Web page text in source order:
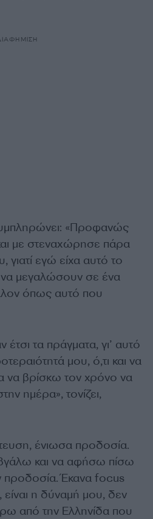
«Προφανώς
με στεναχώρησε πάρα
γιατί εγώ είχα αυτό το
να μεγαλώσουν σε ένα
όπως αυτό που
τα πράγματα, γι’ αυτό
μου, ό,τι και να
να βρίσκω τον χρόνο να
ημέρα», τονίζει,
ένιωσα προδοσία.
και να αφήσω πίσω
Έκανα focus
είναι η δύναμή μου, δεν
από την Ελληνίδα που